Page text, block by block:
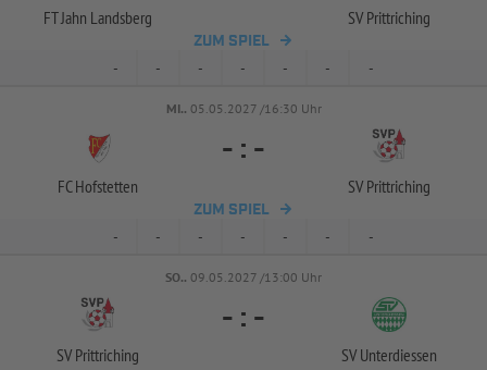
FT Jahn Landsberg SV Prittriching
ZUM SPIEL
- - - - - - -
MI.. 05.05.2027 /16:30 Uhr
FC Hofstetten
- : -
SV Prittriching
ZUM SPIEL
- - - - - - -
SO.. 09.05.2027 /13:00 Uhr
SV Prittriching
- : -
SV Unterdiessen